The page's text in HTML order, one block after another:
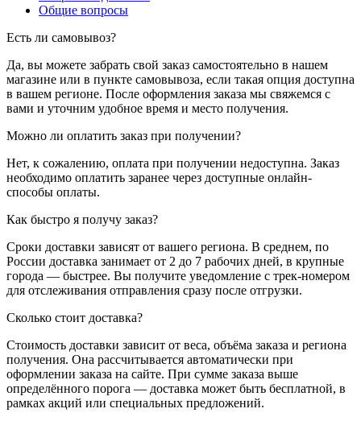
Общие вопросы
Есть ли самовывоз?
Да, вы можете забрать свой заказ самостоятельно в нашем
магазине или в пункте самовывоза, если такая опция доступна
в вашем регионе. После оформления заказа мы свяжемся с
вами и уточним удобное время и место получения.
Можно ли оплатить заказ при получении?
Нет, к сожалению, оплата при получении недоступна. Заказ
необходимо оплатить заранее через доступные онлайн-
способы оплаты.
Как быстро я получу заказ?
Сроки доставки зависят от вашего региона. В среднем, по
России доставка занимает от 2 до 7 рабочих дней, в крупные
города — быстрее. Вы получите уведомление с трек-номером
для отслеживания отправления сразу после отгрузки.
Сколько стоит доставка?
Стоимость доставки зависит от веса, объёма заказа и региона
получения. Она рассчитывается автоматически при
оформлении заказа на сайте. При сумме заказа выше
определённого порога — доставка может быть бесплатной, в
рамках акций или специальных предложений.